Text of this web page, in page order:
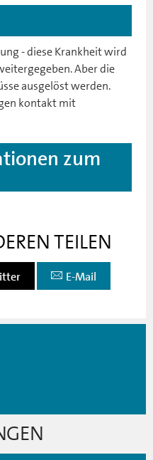
- diese Krankheit wird
Aber die
ausgelöst werden.
kontakt mit
zum
TEILEN
E-Mail